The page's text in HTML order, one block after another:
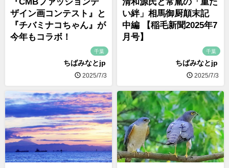
ザイン画コンテスト』と
『チバミナコちゃん』が
今年もコラボ！
千葉
ちばみなとjp
2025/7/3
い絆」相馬御厨顛末記
中編 【稲毛新聞2025年7
月号】
千葉
ちばみなとjp
2025/7/3